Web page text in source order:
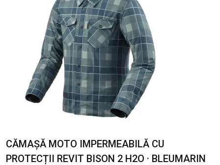
CĂMAȘĂ MOTO IMPERMEABILĂ CU
PROTECȚII REVIT BISON 2 H2O · BLEUMARIN